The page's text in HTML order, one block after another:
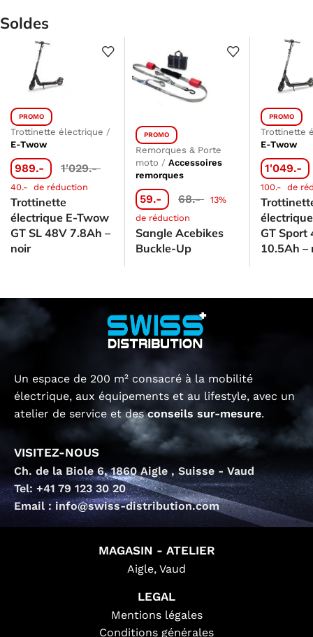
Soldes
PROMO
Trottinette électrique /
E-Twow
989.- 1'029.-
40.- de réduction
Trottinette
électrique E-Twow
GT SL 48V 7.8Ah –
noir
PROMO
Remorques & Porte
moto /Accessoires
remorques
59.- 68.- 13%
de réduction
Sangle Acebikes
Buckle-Up
PROMO
Trottinette
E-Twow
1'049.-
100.- de
GT Sport
10.5Ah –
Un espace de 200 m² consacré à la mobilité
électrique, aux équipements et au lifestyle, avec un
atelier de service et desconseils sur-mesure.
VISITEZ-NOUS
Ch. de la Biole 6, 1860 Aigle , Suisse - Vaud
Tel: +41 79 123 30 20
Email : info@swiss-distribution.com
MAGASIN - ATELIER
Aigle, Vaud
LEGAL
Mentions légales
Conditions générales